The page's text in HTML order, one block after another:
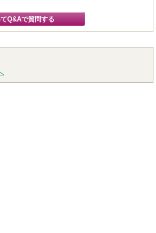
Q&Aで質問する